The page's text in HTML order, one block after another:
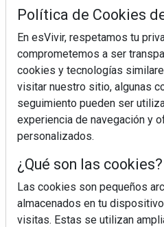
¿Sabes en qué consiste el
Política de Cookies
En esVivir, respetamos tu
comprometemos a ser
cookies y tecnologías
visitar nuestro sitio, algunas
seguimiento pueden ser
experiencia de navegación y
personalizados.
¿Qué son las cookies?
Las cookies son pequeños
almacenados en tu
visitas. Estas se utilizan